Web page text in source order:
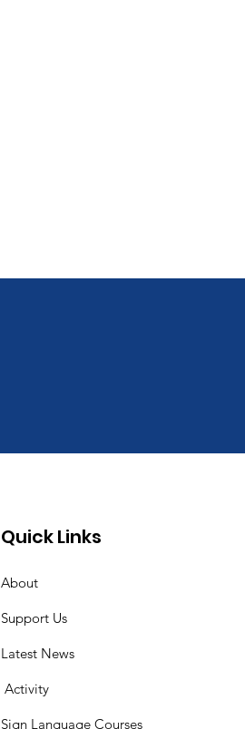
Quick Links
About
Support Us
Latest News
​Activity
Sign Language Courses